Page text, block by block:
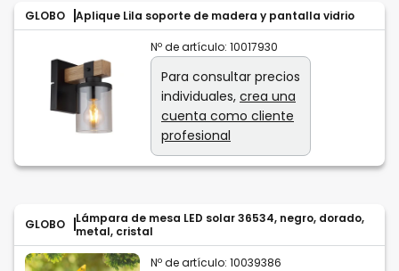
GLOBO Aplique Lila soporte de madera y pantalla vidrio
Nº de artículo: 10017930
Para consultar precios
individuales, crea una
cuenta como cliente
profesional
GLOBO
Lámpara de mesa LED solar 36534, negro, dorado,
metal, cristal
Nº de artículo: 10039386